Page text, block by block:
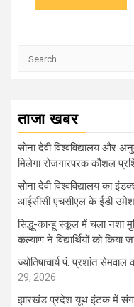
Search
ताजा खबर
सोना देवी विश्वविद्यालय और
मिलेगा रोजगारपरक कौशल
सोना देवी विश्वविद्यालय का
आईसीसी एचसीएल के ईडी
सिद्धू-कान्हू स्कूल में चला नशा
कल्याण ने विद्यार्थियों को किया
ज्योतिषाचार्य पं. प्रशांत सेमवाल
29, 2026
झारखंड प्रदेश यूथ इंटक में